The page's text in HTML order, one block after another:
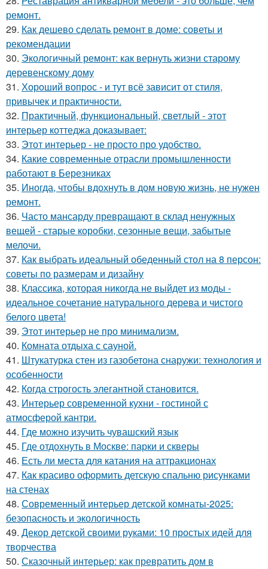
ремонт.
29. Как дешево сделать ремонт в доме: советы и
рекомендации
30. Экологичный ремонт: как вернуть жизни старому
деревенскому дому
31. Хороший вопрос - и тут всё зависит от стиля,
привычек и практичности.
32. Практичный, функциональный, светлый - этот
интерьер коттеджа доказывает:
33. Этот интерьер - не просто про удобство.
34. Какие современные отрасли промышленности
работают в Березниках
35. Иногда, чтобы вдохнуть в дом новую жизнь, не нужен
ремонт.
36. Часто мансарду превращают в склад ненужных
вещей - старые коробки, сезонные вещи, забытые
мелочи.
37. Как выбрать идеальный обеденный стол на 8 персон:
советы по размерам и дизайну
38. Классика, которая никогда не выйдет из моды -
идеальное сочетание натурального дерева и чистого
белого цвета!
39. Этот интерьер не про минимализм.
40. Комната отдыха с сауной.
41. Штукатурка стен из газобетона снаружи: технология и
особенности
42. Когда строгость элегантной становится.
43. Интерьер современной кухни - гостиной с
атмосферой кантри.
44. Где можно изучить чувашский язык
45. Где отдохнуть в Москве: парки и скверы
46. Есть ли места для катания на аттракционах
47. Как красиво оформить детскую спальню рисунками
на стенах
48. Современный интерьер детской комнаты-2025:
безопасность и экологичность
49. Декор детской своими руками: 10 простых идей для
творчества
50. Сказочный интерьер: как превратить дом в